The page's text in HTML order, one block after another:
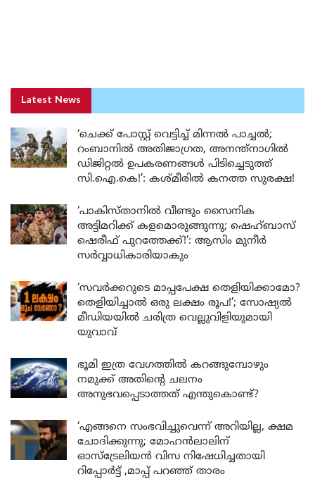
Latest News
‘ചെക്ക് പോസ്റ്റ് വെട്ടിച്ച് മിന്നൽ പാച്ചൽ;
റംബാനിൽ അതിജാഗ്രത, അനന്ത്നാഗിൽ
ഡിജിറ്റൽ ഉപകരണങ്ങൾ പിടിച്ചെടുത്ത്
സി.ഐ.കെ!’: കശ്മീരിൽ കനത്ത സുരക്ഷ!
‘പാകിസ്താനിൽ വീണ്ടും സൈനിക
അട്ടിമറിക്ക് കളമൊരുങ്ങുന്നു; ഷെഹ്ബാസ്
ഷെരീഫ് പുറത്തേക്ക്!’: ആസിം മുനീർ
സർവ്വാധികാരിയാകും
‘സവർക്കറുടെ മാപ്പപേക്ഷ തെളിയിക്കാമോ?
തെളിയിച്ചാൽ ഒരു ലക്ഷം രൂപ!’; സോഷ്യൽ
മീഡിയയിൽ ചരിത്ര വെല്ലുവിളിയുമായി
യുവാവ്
ഭൂമി ഇത്ര വേഗത്തിൽ കറങ്ങുമ്പോഴും
നമുക്ക് അതിന്റെ ചലനം
അനുഭവപ്പെടാത്തത് എന്തുകൊണ്ട്?
‘എങ്ങനെ സംഭവിച്ചുവെന്ന് അറിയില്ല, ക്ഷമ
ചോദിക്കുന്നു; മോഹൻലാലിന്
ഓസ്ട്രേലിയൻ വിസ നിഷേധിച്ചതായി
റിപ്പോർട്ട് ,മാപ്പ് പറഞ്ഞ് താരം